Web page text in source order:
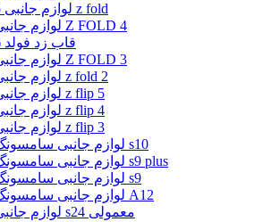
لوازم جانبی 5 z fold
لوازم جانبی Z FOLD 4
قاب زد فولد 6
لوازم جانبی Z FOLD 3
لوازم جانبی z fold 2
لوازم جانبی z flip 5
لوازم جانبی z flip 4
لوازم جانبی z flip 3
لوازم جانبی سامسونگ s10
لوازم جانبی سامسونگ s9 plus
لوازم جانبی سامسونگ s9
لوازم جانبی سامسونگ A12
لوازم جانبی s24 معمولی